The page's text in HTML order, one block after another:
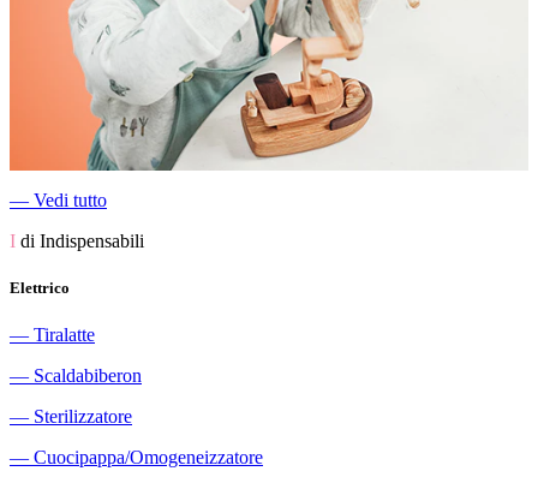
― Vedi tutto
I di Indispensabili
Elettrico
― Tiralatte
― Scaldabiberon
― Sterilizzatore
― Cuocipappa/Omogeneizzatore